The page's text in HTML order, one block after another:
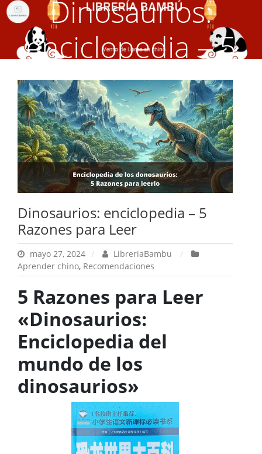
Dinosaurios:
enciclopedia – 5
Razones para Leer
Dinosaurios: enciclopedia – 5
Razones para Leer
mayo 27, 2024
LibreriaBambu
Aprender chino, Recomendaciones
5 Razones para Leer
«Dinosaurios:
Enciclopedia del
mundo de los
dinosaurios»